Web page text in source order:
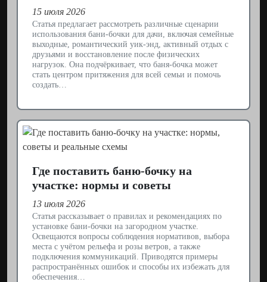
15 июля 2026
Статья предлагает рассмотреть различные сценарии
использования бани-бочки для дачи, включая семейные
выходные, романтический уик-энд, активный отдых с
друзьями и восстановление после физических
нагрузок. Она подчёркивает, что баня-бочка может
стать центром притяжения для всей семьи и помочь
создать…
Где поставить баню-бочку на
участке: нормы и советы
13 июля 2026
Статья рассказывает о правилах и рекомендациях по
установке бани-бочки на загородном участке.
Освещаются вопросы соблюдения нормативов, выбора
места с учётом рельефа и розы ветров, а также
подключения коммуникаций. Приводятся примеры
распространённых ошибок и способы их избежать для
обеспечения…